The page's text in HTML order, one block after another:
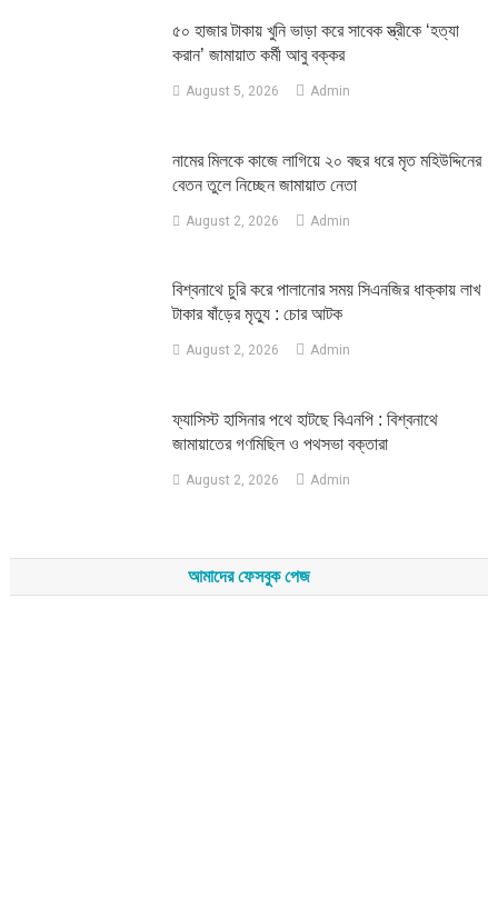
৫০ হাজার টাকায় খুনি ভাড়া করে সাবেক স্ত্রীকে ‘হত্যা
করান’ জামায়াত কর্মী আবু বক্কর
August 5, 2026 Admin
নামের মিলকে কাজে লাগিয়ে ২০ বছর ধরে মৃত মহিউদ্দিনের
বেতন তুলে নিচ্ছেন জামায়াত নেতা
August 2, 2026 Admin
‎বিশ্বনাথে চুরি করে পালানোর সময় সিএনজির ধাক্কায় লাখ
টাকার ষাঁড়ের মৃত্যু : চোর আটক
August 2, 2026 Admin
‎ফ্যাসিস্ট হাসিনার পথে হাটছে বিএনপি : বিশ্বনাথে
জামায়াতের গণমিছিল ও পথসভা বক্তারা
August 2, 2026 Admin
আমাদের ফেসবুক পেজ